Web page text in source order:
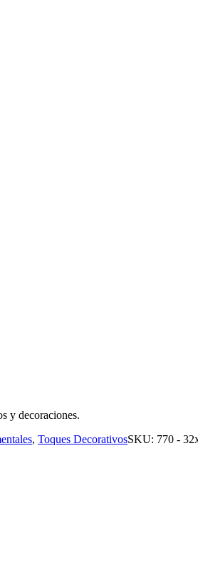
y decoraciones.
,Toques DecorativosSKU: 770 -